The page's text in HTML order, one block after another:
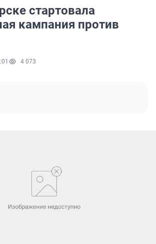
стартовала
кампания против
4 073